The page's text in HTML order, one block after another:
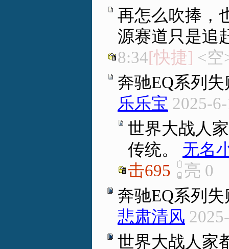
再怎么吹捧，
源赛道只是追
8:34[快捷] <
奔驰EQ系列
乐乐宝 2025-
世界大战人
传统。
无名
击695
亮 0
奔驰EQ系列
悲肃清风
世界大战人家